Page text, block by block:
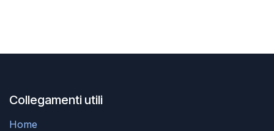
Collegamenti utili
Home